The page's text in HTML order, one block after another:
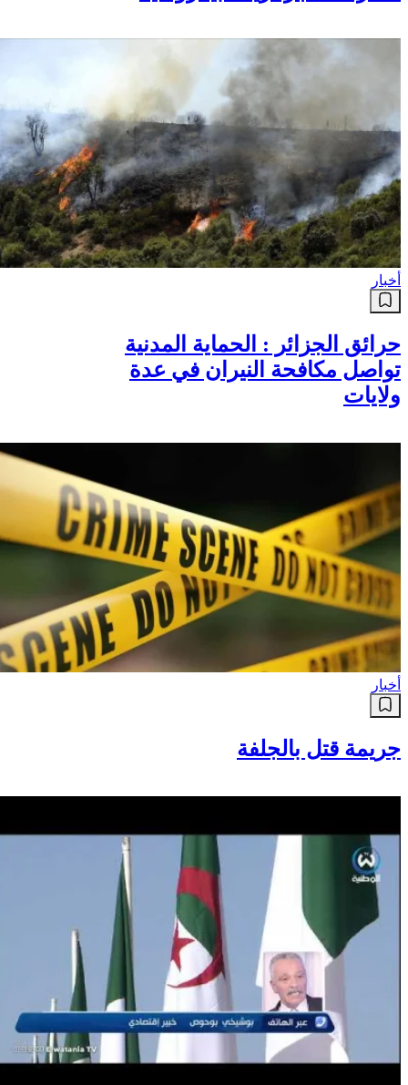
أخبار
حرائق الجزائر : الحماية المدنية
تواصل مكافحة النيران في عدة
ولايات
أخبار
جريمة قتل بالجلفة